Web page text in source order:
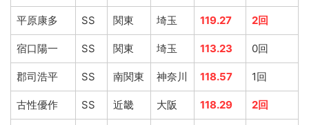
平原康多 SS 関東 埼玉 119.27 2回
宿口陽一 SS 関東 埼玉 113.23 0回
郡司浩平 SS 南関東 神奈川 118.57 1回
古性優作 SS 近畿 大阪 118.29 2回